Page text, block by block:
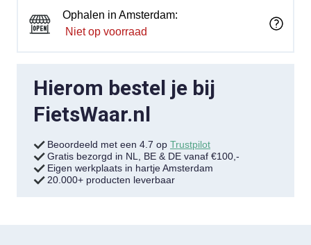
Ophalen in Amsterdam:
Niet op voorraad
Hierom bestel je bij
FietsWaar.nl
Beoordeeld met een 4.7 op Trustpilot
Gratis bezorgd in NL, BE & DE vanaf €100,-
Eigen werkplaats in hartje Amsterdam
20.000+ producten leverbaar